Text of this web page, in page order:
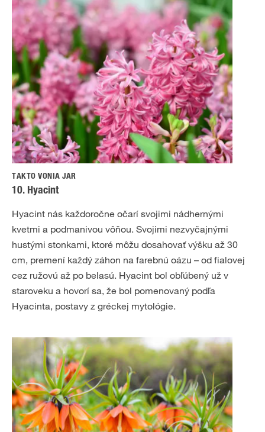
TAKTO VONIA JAR
10. Hyacint
Hyacint nás každoročne očarí svojimi nádhernými
kvetmi a podmanivou vôňou. Svojimi nezvyčajnými
hustými stonkami, ktoré môžu dosahovať výšku až 30
cm, premení každý záhon na farebnú oázu – od fialovej
cez ružovú až po belasú. Hyacint bol obľúbený už v
staroveku a hovorí sa, že bol pomenovaný podľa
Hyacinta, postavy z gréckej mytológie.